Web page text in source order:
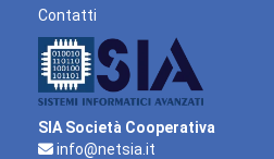
Contatti
SIA Società Cooperativa
info@netsia.it